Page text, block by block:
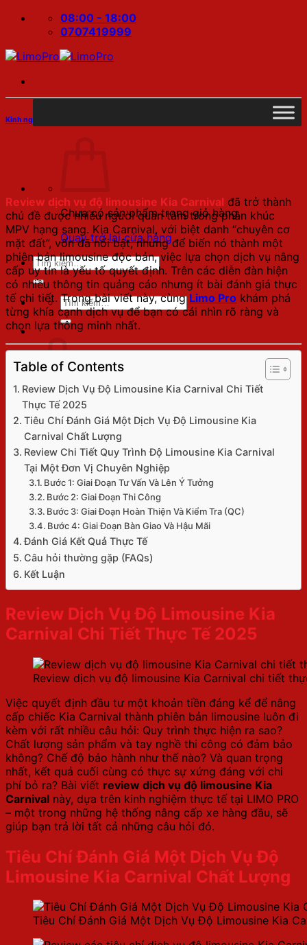
dung
08:00 - 18:00
0707419999
Chưa có sản phẩm trong giỏ hàng.
Quay trở lại cửa hàng
Tìm
kiếm:
Tìm
kiếm:
Giỏ hàng
Chưa có sản phẩm trong giỏ hàng.
Quay trở lại cửa hàng
Kinh nghiệm độ xe
Review dịch vụ độ limousine Kia Carnival đã trở thành
chủ đề được nhiều người quan tâm trong phân khúc
MPV hạng sang. Kia Carnival, với biệt danh “chuyên cơ
mặt đất”, vốn đã nổi bật, nhưng để biến nó thành một
phiên bản limousine độc bản, việc lựa chọn dịch vụ nâng
cấp uy tín là yếu tố quyết định. Trên các diễn đàn hiện
có nhiều thông tin quảng cáo nhưng ít bài đánh giá thực
tế chi tiết. Trong bài viết này, cùng Limo Pro khám phá
từng khía cạnh dịch vụ để bạn có cái nhìn rõ ràng và
chọn lựa thông minh nhất.
Table of Contents
Review Dịch Vụ Độ Limousine Kia Carnival Chi Tiết
Thực Tế 2025
Tiêu Chí Đánh Giá Một Dịch Vụ Độ Limousine Kia
Carnival Chất Lượng
Review Chi Tiết Quy Trình Độ Limousine Kia Carnival
Tại Một Đơn Vị Chuyên Nghiệp
Bước 1: Giai Đoạn Tư Vấn Và Lên Ý Tưởng
Bước 2: Giai Đoạn Thi Công
Bước 3: Giai Đoạn Hoàn Thiện Và Kiểm Tra (QC)
Bước 4: Giai Đoạn Bàn Giao Và Hậu Mãi
Đánh Giá Kết Quả Thực Tế
Câu hỏi thường gặp (FAQs)
Kết Luận
Review Dịch Vụ Độ Limousine Kia
Carnival Chi Tiết Thực Tế 2025
Review dịch vụ độ limousine Kia Carnival chi tiết
Việc quyết định đầu tư một khoản tiền đáng kể để nâng
cấp chiếc Kia Carnival thành phiên bản limousine luôn đi
kèm với rất nhiều câu hỏi: Quy trình thực hiện ra sao?
Chất lượng sản phẩm và tay nghề thi công có đảm bảo
không? Chế độ bảo hành như thế nào? Và quan trọng
nhất, kết quả cuối cùng có thực sự xứng đáng với chi
phí bỏ ra? Bài viết review dịch vụ độ limousine Kia
Carnival này, dựa trên kinh nghiệm thực tế tại LIMO PRO
– một trong những hệ thống nâng cấp xe hàng đầu, sẽ
giúp bạn trả lời tất cả những câu hỏi đó.
Tiêu Chí Đánh Giá Một Dịch Vụ Độ
Limousine Kia Carnival Chất Lượng
Tiêu Chí Đánh Giá Một Dịch Vụ Độ Limousine Kia